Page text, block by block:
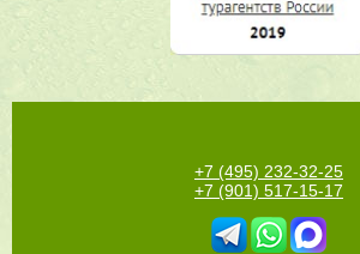
+7 (495) 232-32-25
+7 (901) 517-15-17